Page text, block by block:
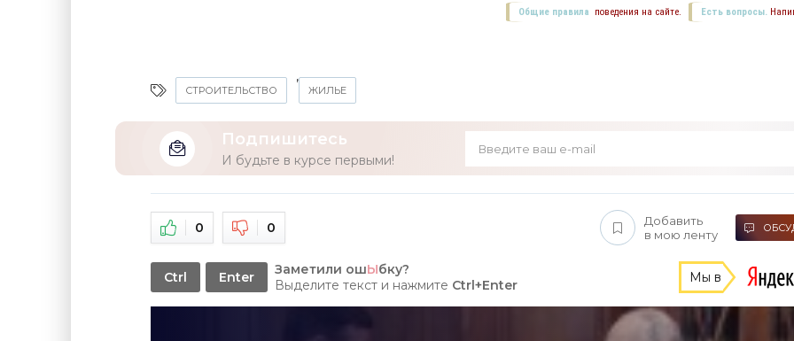
Есть вопросы.
Общие правила поведения на сайте.
СТРОИТЕЛЬСТВО
,
ЖИЛЬЕ
Подпишитесь
И будьте в курсе первыми!
0 0
Добавить
в мою ленту
Ctrl Enter Заметили ошЫбку?
Выделите текст и нажмите Ctrl+Enter Мы в